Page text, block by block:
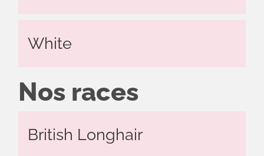
White
Nos races
British Longhair